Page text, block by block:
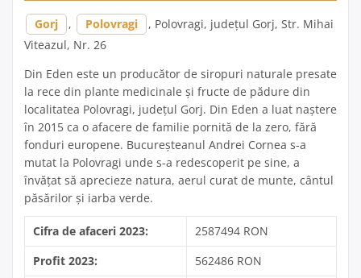
Gorj , Polovragi
, Polovragi, județul Gorj, Str. Mihai
Viteazul, Nr. 26
Din Eden este un producător de siropuri naturale presate
la rece din plante medicinale și fructe de pădure din
localitatea Polovragi, județul Gorj. Din Eden a luat naștere
în 2015 ca o afacere de familie pornită de la zero, fără
fonduri europene. Bucureșteanul Andrei Cornea s-a
mutat la Polovragi unde s-a redescoperit pe sine, a
învățat să aprecieze natura, aerul curat de munte, cântul
păsărilor și iarba verde.
Cifra de afaceri 2023:
2587494 RON
Profit 2023:
562486 RON